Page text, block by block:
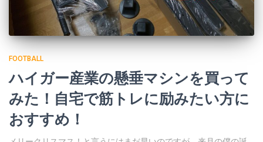
FOOTBALL
ハイガー産業の懸垂マシンを買って
みた！自宅で筋トレに励みたい方に
おすすめ！